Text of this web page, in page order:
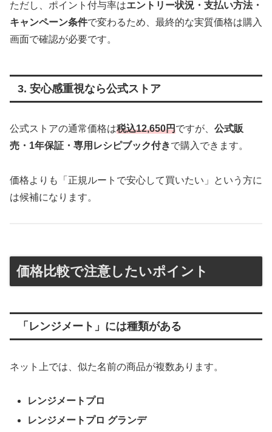
ただし、ポイント付与率はエントリー状況・支払い方法・
キャンペーン条件で変わるため、最終的な実質価格は購入
画面で確認が必要です。
3. 安心感重視なら公式ストア
公式ストアの通常価格は税込12,650円ですが、 公式販
売・1年保証・専用レシピブック付きで購入できます。
価格よりも「正規ルートで安心して買いたい」という方に
は候補になります。
価格比較で注意したいポイント
「レンジメート」には種類がある
ネット上では、似た名前の商品が複数あります。
レンジメートプロ
レンジメートプロ グランデ